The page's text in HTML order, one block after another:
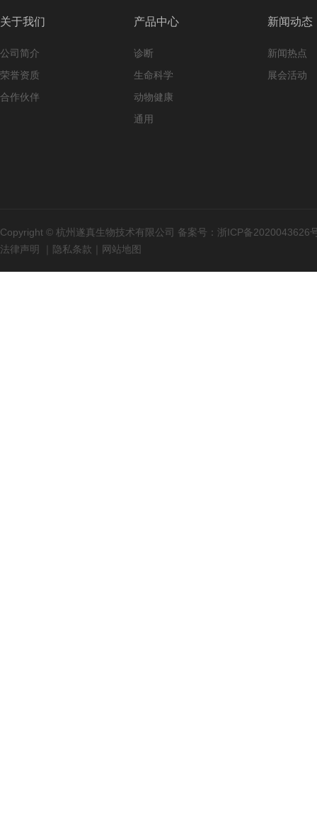
关于我们
公司简介
荣誉资质
合作伙伴
产品中心
诊断
生命科学
动物健康
通用
新闻动态
新闻热点
展会活动
Copyright © 杭州遂真生物技术有限公司 备案号： 浙ICP备2020043626
法律声明
隐私条款 网站地图